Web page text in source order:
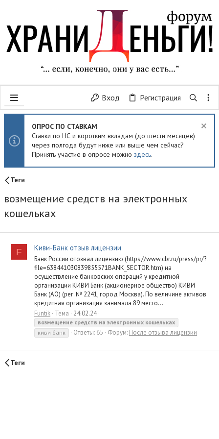
Вход Регистрация
ОПРОС ПО СТАВКАМ
Ставки по НС и коротким вкладам (до шести месяцев)
через полгода будут ниже или выше чем сейчас?
Принять участие в опросе можно здесь.
Теги
возмещение средств на электронных
кошельках
F Киви-Банк отзыв лицензии
Банк России отозвал лицензию (https://www.cbr.ru/press/pr/?
file=638441030839855571BANK_SECTOR.htm) на
осуществление банковских операций у кредитной
организации КИВИ Банк (акционерное общество) КИВИ
Банк (АО) (рег. № 2241, город Москва). По величине активов
кредитная организация занимала 89 место...
Funtik Тема 24.02.24
возмещение средств на электронных кошельках
киви банк
Ответы: 65 Форум: После отзыва лицензии
Теги